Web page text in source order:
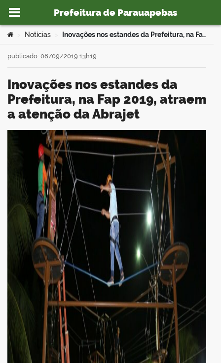
Ir para o conteúdo
Prefeitura de Parauapebas
portal
Você está aqui:
Notícias Inovações nos estandes da Prefeitura, na Fap 2019, atraem a atenção da Abrajet
Inovações nos estandes da
Prefeitura, na Fap 2019, atraem
a atenção da Abrajet
publicado: 08/09/2019 13h19